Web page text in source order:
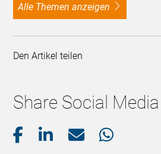
alle Themen anzeigen
Den Artikel teilen
Share Social Media